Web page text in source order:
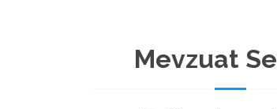
Mevzuat